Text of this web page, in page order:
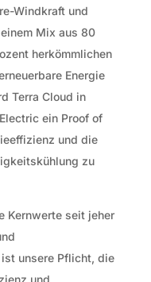
Windkraft und
Mix aus 80
herkömmlichen
Energie
Terra Cloud in
ein Proof of
und die
zu
Kernwerte seit jeher
unsere Pflicht, die
und